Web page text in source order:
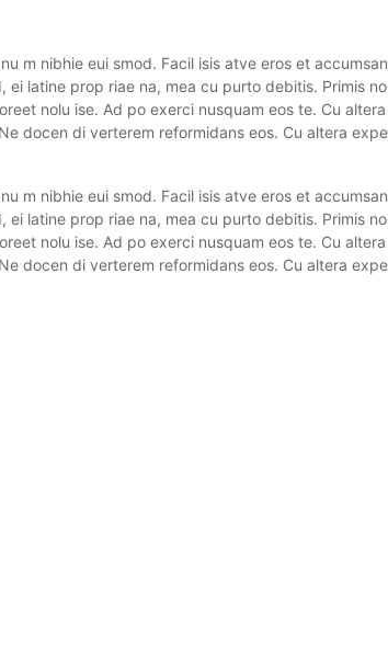
m nibhie eui smod. Facil isis atve eros et
latine prop riae na, mea cu purto debitis. Primis
nolu ise. Ad po exerci nusquam eos te. Cu
docen di verterem reformidans eos. Cu altera
m nibhie eui smod. Facil isis atve eros et
latine prop riae na, mea cu purto debitis. Primis
nolu ise. Ad po exerci nusquam eos te. Cu
docen di verterem reformidans eos. Cu altera